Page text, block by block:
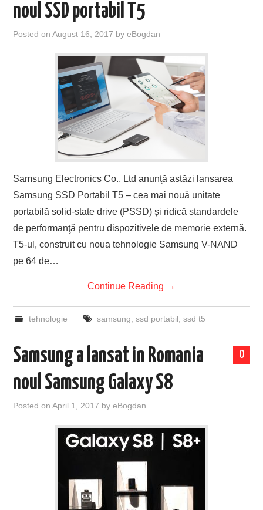
noul SSD portabil T5
Posted onAugust 16, 2017 byeBogdan
Samsung Electronics Co., Ltd anunţă astăzi lansarea
Samsung SSD Portabil T5 – cea mai nouă unitate
portabilă solid-state drive (PSSD) și ridică standardele
de performanţă pentru dispozitivele de memorie externă.
T5-ul, construit cu noua tehnologie Samsung V-NAND
pe 64 de…
Continue Reading →
tehnologie samsung ssd portabil ssd t5
0
Samsung a lansat in Romania
noul Samsung Galaxy S8
Posted onApril 1, 2017 byeBogdan